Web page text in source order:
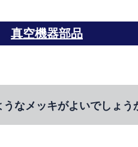
真空機器部品
なメッキがよいでしょう